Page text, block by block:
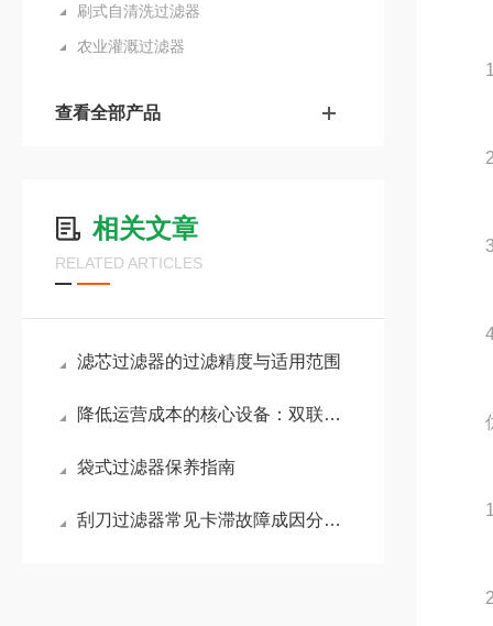
刷式自清洗过滤器
农业灌溉过滤器
查看全部产品
相关文章
RELATED ARTICLES
滤芯过滤器的过滤精度与适用范围
降低运营成本的核心设备：双联袋式过滤器应用详解
袋式过滤器保养指南
刮刀过滤器常见卡滞故障成因分析，快速排查与解决技巧
1.
2.
3.
4.
优
1.
2.